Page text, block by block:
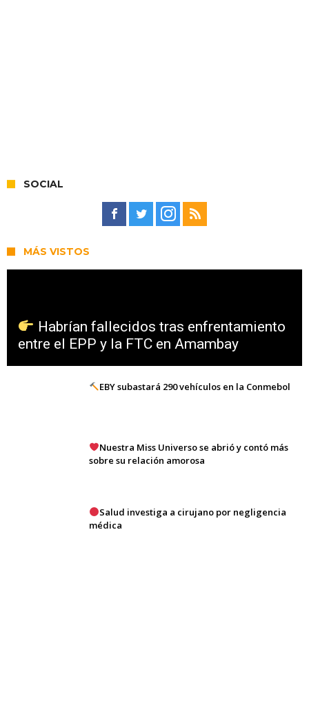
SOCIAL
MÁS VISTOS
Habrían fallecidos tras enfrentamiento
entre el EPP y la FTC en Amambay
EBY subastará 290 vehículos en la Conmebol
Nuestra Miss Universo se abrió y contó más
sobre su relación amorosa
Salud investiga a cirujano por negligencia
médica